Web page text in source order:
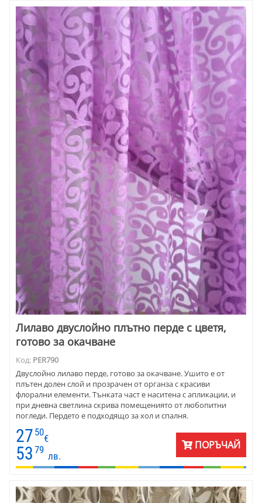
Лилаво двуслойно плътно перде с цветя,
готово за окачване
Код: PER790
Двуслойно лилаво перде, готово за окачване. Ушито е от
плътен долен слой и прозрачен от органза с красиви
флорални елементи. Тънката част е наситена с апликации, и
при дневна светлина скрива помещениято от любопитни
погледи. Пердето е подходящо за хол и спалня.
27 50
€
53 79
лв.
ПОРЪЧАЙ